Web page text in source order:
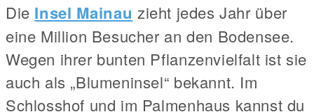
Die Insel Mainau zieht jedes Jahr über
eine Million Besucher an den Bodensee.
Wegen ihrer bunten Pflanzenvielfalt ist sie
auch als „Blumeninsel“ bekannt. Im
Schlosshof und im Palmenhaus kannst du